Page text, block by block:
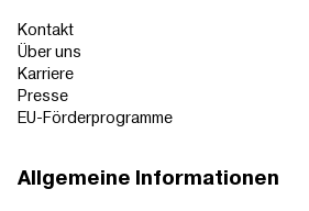
Kontakt
Über uns
Karriere
Presse
EU-Förderprogramme
Allgemeine Informationen